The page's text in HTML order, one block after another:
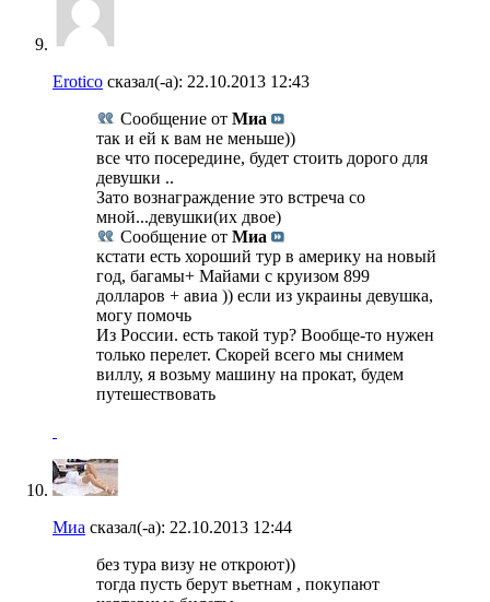
Erotico сказал(-а): 22.10.2013 12:43
Сообщение от Миа
так и ей к вам не меньше))
все что посередине, будет стоить дорого для
девушки ..
Зато вознаграждение это встреча со
мной...девушки(их двое)
Сообщение от Миа
кстати есть хороший тур в америку на новый
год, багамы+ Майами с круизом 899
долларов + авиа )) если из украины девушка,
могу помочь
Из России. есть такой тур? Вообще-то нужен
только перелет. Скорей всего мы снимем
виллу, я возьму машину на прокат, будем
путешествовать
Миа сказал(-а): 22.10.2013 12:44
без тура визу не откроют))
тогда пусть берут вьетнам , покупают